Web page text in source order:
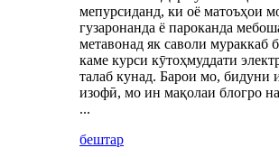
мепурсиданд, ки оё матоъҳои
гузаронанда ё пароканда
метавонад як саволи мураккаб
каме курси кӯтоҳмуддати
талаб кунад. Барои мо, бидуни
изофӣ, мо ин мақолаи блогро
...
бештар